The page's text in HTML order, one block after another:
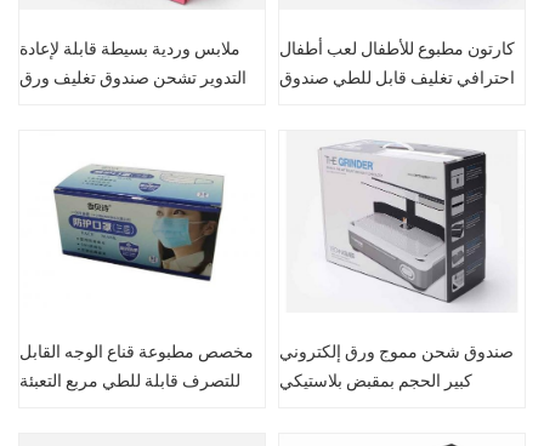
ملابس وردية بسيطة قابلة لإعادة
التدوير تشحن صندوق تغليف ورق
كارتون مطبوع للأطفال لعب أطفال
احترافي تغليف قابل للطي صندوق
مخصص مطبوعة قناع الوجه القابل
للتصرف قابلة للطي مربع التعبئة
صندوق شحن مموج ورق إلكتروني
كبير الحجم بمقبض بلاستيكي